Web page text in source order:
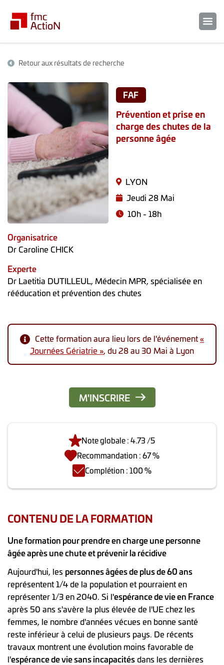
Retour aux résultats de recherche
FAF
Prévention et prise en
charge des chutes de la
personne âgée
LYON
Jeudi 28 Mai
10h - 18h
Organisatrice
Dr Caroline CHICK
Experte
Dr Laetitia DUTILLEUL, Médecin MPR, spécialisée en
rééducation et prévention des chutes
Cette formation aura lieu lors de l'événement«
Journées Gériatrie », du 28 au 30 Mai à Lyon
M'INSCRIRE
Note globale : 4.73 /5
Recommandation : 67 %
Complétion : 100 %
CONTENU DE LA FORMATION
Une formation pour prendre en charge une personne
âgée après une chute et prévenir la récidive
Aujourd'hui, les personnes âgées de plus de 60 ans
représentent 1/4 de la population et pourraient en
représenter 1/3 en 2040. Si l'espérance de vie en France
après 50 ans s'avère la plus élevée de l'UE chez les
femmes, le nombre d'années vécues en bonne santé
reste inférieur à celui de plusieurs pays. De récents
travaux montrent une évolution moins favorable de
l'espérance de vie sans incapacitésdans les dernières